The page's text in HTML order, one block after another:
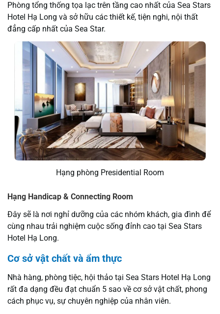
Phòng tổng thống tọa lạc trên tầng cao nhất của Sea Stars
Hotel Hạ Long và sở hữu các thiết kế, tiện nghi, nội thất
đẳng cấp nhất của Sea Star.
Hạng phòng Presidential Room
Hạng Handicap & Connecting Room
Đây sẽ là nơi nghỉ dưỡng của các nhóm khách, gia đình để
cùng nhau trải nghiệm cuộc sống đỉnh cao tại Sea Stars
Hotel Hạ Long.
Cơ sở vật chất và ẩm thực
Nhà hàng, phòng tiệc, hội thảo tại Sea Stars Hotel Hạ Long
rất đa dạng đều đạt chuẩn 5 sao về cơ sở vật chất, phong
cách phục vụ, sự chuyên nghiệp của nhân viên.